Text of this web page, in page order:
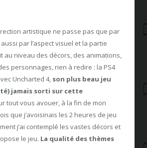
artistique ne passe pas que par
par l’aspect visuel et la partie
au niveau des décors, des animations,
personnages, rien à redire : la PS4
Uncharted 4, son plus beau jeu
jamais sorti sur cette
tout vous avouer, à la fin de mon
que j’avoisinais les 2 heures de jeu
j’ai contemplé les vastes décors et
le jeu. La qualité des thèmes